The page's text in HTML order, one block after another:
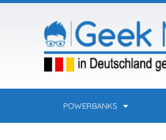
POWERBANKS